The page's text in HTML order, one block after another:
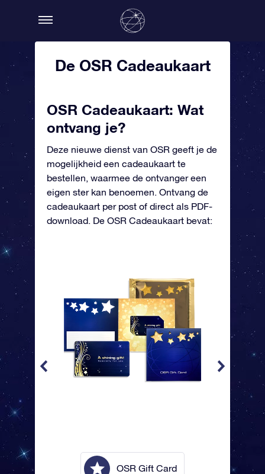
De OSR Cadeaukaart
OSR Cadeaukaart: Wat
ontvang je?
Deze nieuwe dienst van OSR geeft je de
mogelijkheid een cadeaukaart te
bestellen, waarmee de ontvanger een
eigen ster kan benoemen. Ontvang de
cadeaukaart per post of direct als PDF-
download. De OSR Cadeaukaart bevat:
OSR Gift Card